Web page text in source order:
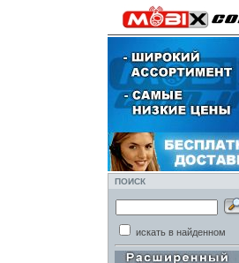
ПОИСК
искать в найденном